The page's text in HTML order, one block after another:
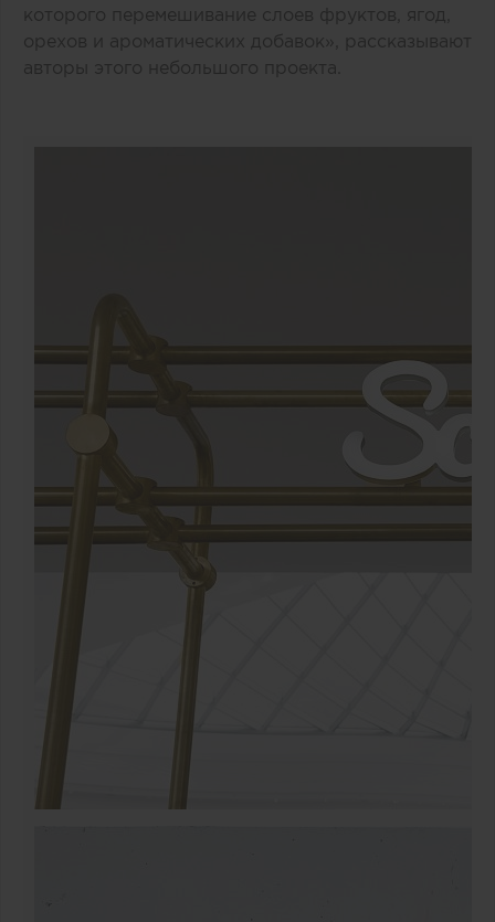
которого перемешивание слоев фруктов, ягод,
орехов и ароматических добавок», рассказывают
авторы этого небольшого проекта.